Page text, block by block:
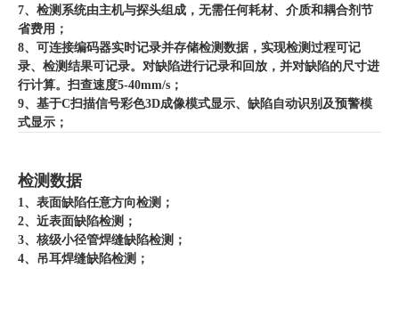
7、检测系统由主机与探头组成，无需任何耗材、介质和耦合剂节
省费用；
8、可连接编码器实时记录并存储检测数据，实现检测过程可记
录、检测结果可记录。对缺陷进行记录和回放，并对缺陷的尺寸进
行计算。扫查速度5-40mm/s；
9、基于C扫描信号彩色3D成像模式显示、缺陷自动识别及预警模
式显示；
检测数据
1、表面缺陷任意方向检测；
2、近表面缺陷检测；
3、核级小径管焊缝缺陷检测；
4、吊耳焊缝缺陷检测；